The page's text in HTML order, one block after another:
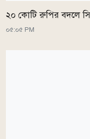
২০ কোটি রুপির বদলে
০৫:০৫ PM